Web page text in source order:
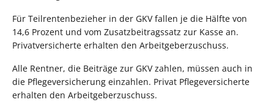
Für Teilrentenbezieher in der GKV fallen je die Hälfte von
14,6 Prozent und vom Zusatzbeitragssatz zur Kasse an.
Privatversicherte erhalten den Arbeitgeberzuschuss.
Alle Rentner, die Beiträge zur GKV zahlen, müssen auch in
die Pflegeversicherung einzahlen. Privat Pflegeversicherte
erhalten den Arbeitgeberzuschuss.